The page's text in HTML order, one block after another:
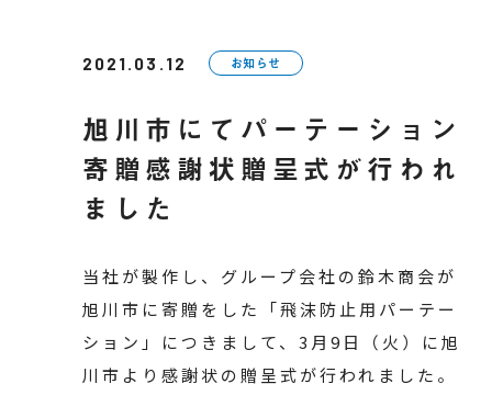
2021.03.12 お知らせ
旭川市にてパーテーション
寄贈感謝状贈呈式が行われ
ました
当社が製作し、グループ会社の鈴木商会が
旭川市に寄贈をした「飛沫防止用パーテー
ション」につきまして、3月9日（火）に旭
川市より感謝状の贈呈式が行われました。